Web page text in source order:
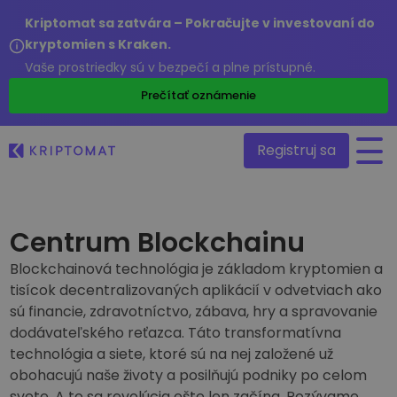
Kriptomat sa zatvára – Pokračujte v investovaní do
kryptomien s Kraken.
Vaše prostriedky sú v bezpečí a plne prístupné.
Prečítať oznámenie
Viac ako 300+ kryptomien
Top Rastúce a Klesajúce
Nájdite investičné príležitosti
Posledné pridané
Novo pridané tokeny do Kriptomatu
Čo ak by som kúpil za 100€…
Nákup a predaj kryptomien
Nakúpte viac ako 300 kryptomien
Zmena kryptomien
Viac ako 1 000 párovov
Registruj sa
/
Centrum Blockchainu
Blockchainová technológia je základom kryptomien a
tisícok decentralizovaných aplikácií v odvetviach ako
sú financie, zdravotníctvo, zábava, hry a spravovanie
dodávateľského reťazca. Táto transformatívna
technológia a siete, ktoré sú na nej založené už
obohacujú naše životy a posilňujú podniky po celom